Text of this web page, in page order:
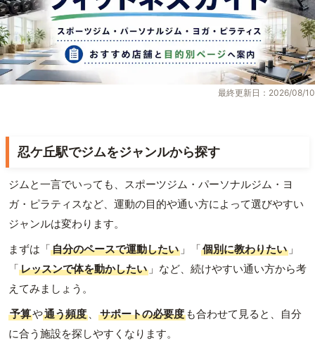
最終更新日：2026/08/10
忍ケ丘駅でジムをジャンルから探す
ジムと一言でいっても、スポーツジム・パーソナルジム・ヨ
ガ・ピラティスなど、運動の目的や通い方によって選びやすい
ジャンルは変わります。
まずは「自分のペースで運動したい 」「個別に教わりたい 」
「レッスンで体を動かしたい 」など、続けやすい通い方から考
えてみましょう。
予算や通う頻度 、 サポートの必要度 も合わせて見ると、自分
に合う施設を探しやすくなります。